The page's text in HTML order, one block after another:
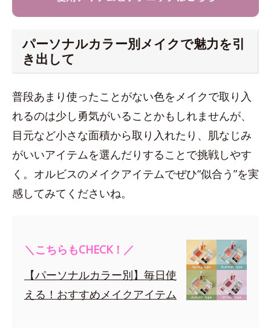
パーソナルカラー別メイクで魅力を引
き出して
普段あまり使ったことがない色をメイクで取り入
れるのは少し勇気がいることかもしれませんが、
目元など小さな面積から取り入れたり、肌なじみ
がいいアイテムを選んだりすることで挑戦しやす
く。オルビスのメイクアイテムでぜひ“似合う”を実
感してみてくださいね。
＼こちらもCHECK！／
【パーソナルカラー別】毎日使
える！おすすめメイクアイテム